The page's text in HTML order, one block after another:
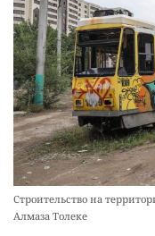
Строительство на
Алмаза Толеке